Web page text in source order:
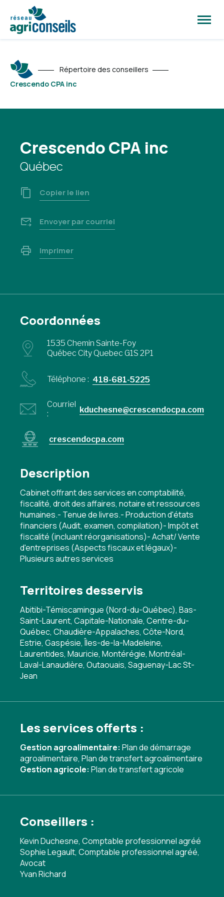
la
Répertoire des conseillers
Crescendo CPA inc
Crescendo CPA inc
Québec
Copier le lien
Envoyer par courriel
Imprimer
Coordonnées
1535 Chemin Sainte-Foy
Québec City Quebec G1S 2P1
Téléphone : 418-681-5225
Courriel
:
kduchesne@crescendocpa.com
crescendocpa.com
Description
Cabinet offrant des services en comptabilité,
fiscalité, droit des affaires, notaire et ressources
humaines.- Tenue de livres.- Production d'états
financiers (Audit, examen, compilation)- Impôt et
fiscalité (incluant réorganisations)- Achat/ Vente
d'entreprises (Aspects fiscaux et légaux)-
Plusieurs autres services
Territoires desservis
Abitibi-Témiscamingue (Nord-du-Québec), Bas-
Saint-Laurent, Capitale-Nationale, Centre-du-
Québec, Chaudière-Appalaches, Côte-Nord,
Estrie, Gaspésie, Îles-de-la-Madeleine,
Laurentides, Mauricie, Montérégie, Montréal-
Laval-Lanaudière, Outaouais, Saguenay-Lac St-
Jean
Les services offerts :
Gestion agroalimentaire: Plan de démarrage
agroalimentaire, Plan de transfert agroalimentaire
Gestion agricole: Plan de transfert agricole
Conseillers :
Kevin Duchesne, Comptable professionnel agréé
Sophie Legault, Comptable professionnel agréé,
Avocat
Yvan Richard